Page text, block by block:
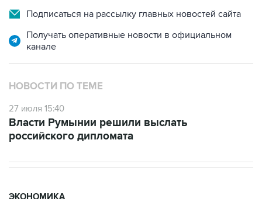
Подписаться на рассылку главных новостей сайта
Получать оперативные новости в официальном
канале
НОВОСТИ ПО ТЕМЕ
27 июля 15:40
Власти Румынии решили выслать
российского дипломата